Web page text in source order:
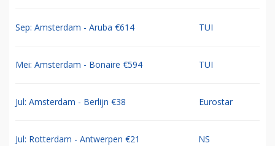
Sep: Amsterdam - Aruba €614 TUI
Mei: Amsterdam - Bonaire €594 TUI
Jul: Amsterdam - Berlijn €38 Eurostar
Jul: Rotterdam - Antwerpen €21 NS